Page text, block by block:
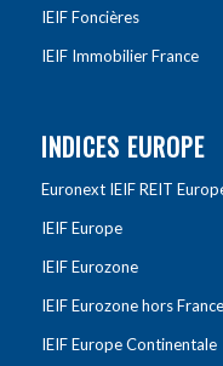
IEIF Foncières
IEIF Immobilier France
INDICES EUROPE
Euronext IEIF REIT
IEIF Europe
IEIF Eurozone
IEIF Eurozone hors France
IEIF Europe Continentale